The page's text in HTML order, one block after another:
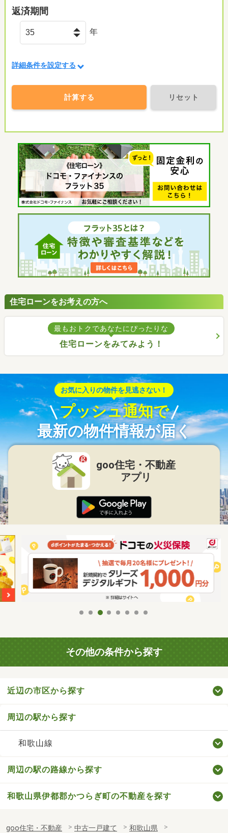
返済期間
年
詳細条件を設定する
計算する リセット
住宅ローンをお考えの方へ
最もおトクであなたにぴったりな
住宅ローンをみてみよう！
お気に入りの物件を見逃さない！
プッシュ通知で
最新の物件情報が届く
goo住宅・不動産
アプリ
その他の条件から探す
近辺の市区から探す
周辺の駅から探す
和歌山線
周辺の駅の路線から探す
和歌山県伊都郡かつらぎ町の不動産を探す
goo住宅・不動産 中古一戸建て
和歌山県